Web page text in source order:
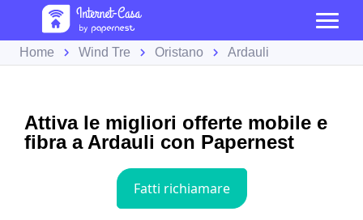
Home Wind Tre Oristano Ardauli